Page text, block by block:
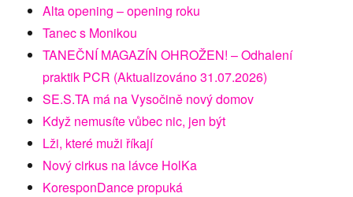
Alta opening – opening roku
Tanec s Monikou
TANEČNÍ MAGAZÍN OHROŽEN! – Odhalení
praktik PCR (Aktualizováno 31.07.2026)
SE.S.TA má na Vysočině nový domov
Když nemusíte vůbec nic, jen být
Lži, které muži říkají
Nový cirkus na lávce HolKa
KoresponDance propuká